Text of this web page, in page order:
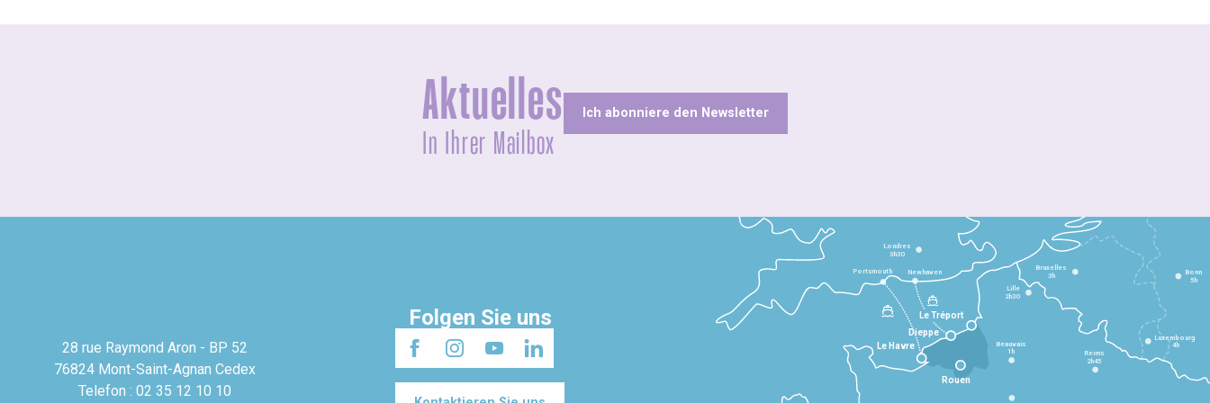
Aktuelles
In Ihrer Mailbox
Ich abonniere den Newsletter
28 rue Raymond Aron - BP 52
76824 Mont-Saint-Agnan Cedex
Telefon : 02 35 12 10 10
Folgen Sie uns
Le Havre
Dieppe
Le Tréport
Beauvais
1h Reims
2h45
Lille
2h30
Bruxelles
3h
Londres
3h30
Newhaven
Portsmouth Bonn
5h
Luxembourg
4h
Rouen